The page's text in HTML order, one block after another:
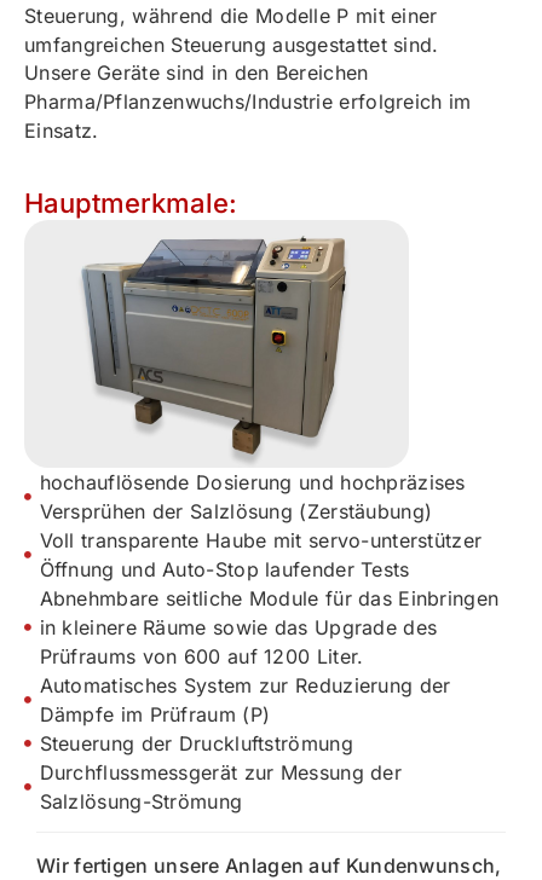
Steuerung, während die Modelle P mit einer
umfangreichen Steuerung ausgestattet sind.
Unsere Geräte sind in den Bereichen
Pharma/Pflanzenwuchs/Industrie erfolgreich im
Einsatz.
Hauptmerkmale:
hochauflösende Dosierung und hochpräzises
Versprühen der Salzlösung (Zerstäubung)
Voll transparente Haube mit servo-unterstützer
Öffnung und Auto-Stop laufender Tests
Abnehmbare seitliche Module für das Einbringen
in kleinere Räume sowie das Upgrade des
Prüfraums von 600 auf 1200 Liter.
Automatisches System zur Reduzierung der
Dämpfe im Prüfraum (P)
Steuerung der Druckluftströmung
Durchflussmessgerät zur Messung der
Salzlösung-Strömung
Wir fertigen unsere Anlagen auf Kundenwunsch,